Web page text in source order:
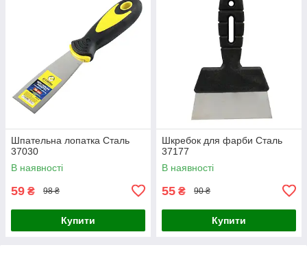
Шпательна лопатка Сталь
37030
В наявності
59 ₴ 98 ₴
Купити
Шкребок для фарби Сталь
37177
В наявності
55 ₴ 90 ₴
Купити